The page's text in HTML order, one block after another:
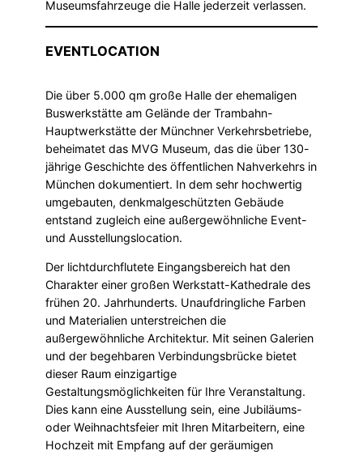
Museumsfahrzeuge die Halle jederzeit verlassen.
EVENTLOCATION
Die über 5.000 qm große Halle der ehemaligen
Buswerkstätte am Gelände der Trambahn-
Hauptwerkstätte der Münchner Verkehrsbetriebe,
beheimatet das MVG Museum, das die über 130-
jährige Geschichte des öffentlichen Nahverkehrs in
München dokumentiert. In dem sehr hochwertig
umgebauten, denkmalgeschützten Gebäude
entstand zugleich eine außergewöhnliche Event-
und Ausstellungslocation.
Der lichtdurchflutete Eingangsbereich hat den
Charakter einer großen Werkstatt-Kathedrale des
frühen 20. Jahrhunderts. Unaufdringliche Farben
und Materialien unterstreichen die
außergewöhnliche Architektur. Mit seinen Galerien
und der begehbaren Verbindungsbrücke bietet
dieser Raum einzigartige
Gestaltungsmöglichkeiten für Ihre Veranstaltung.
Dies kann eine Ausstellung sein, eine Jubiläums-
oder Weihnachtsfeier mit Ihren Mitarbeitern, eine
Hochzeit mit Empfang auf der geräumigen